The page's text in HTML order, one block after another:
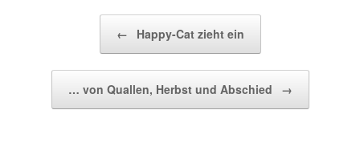
← Happy-Cat zieht ein
… von Quallen, Herbst und Abschied →